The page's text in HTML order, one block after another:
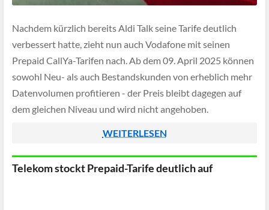
Nachdem kürzlich bereits Aldi Talk seine Tarife deutlich
verbessert hatte, zieht nun auch Vodafone mit seinen
Prepaid CallYa-Tarifen nach. Ab dem 09. April 2025 können
sowohl Neu- als auch Bestandskunden von erheblich mehr
Datenvolumen profitieren - der Preis bleibt dagegen auf
dem gleichen Niveau und wird nicht angehoben.
WEITERLESEN
Telekom stockt Prepaid-Tarife deutlich auf